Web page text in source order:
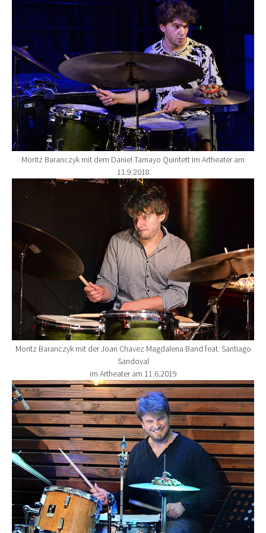
Moritz Baranczyk mit dem Daniel Tamayo Quintett im Artheater am
11.9.2018
Moritz Baranczyk mit der Joan Chavez Magdalena Band feat. Santiago
Sandoval
im Artheater am 11.6.2019